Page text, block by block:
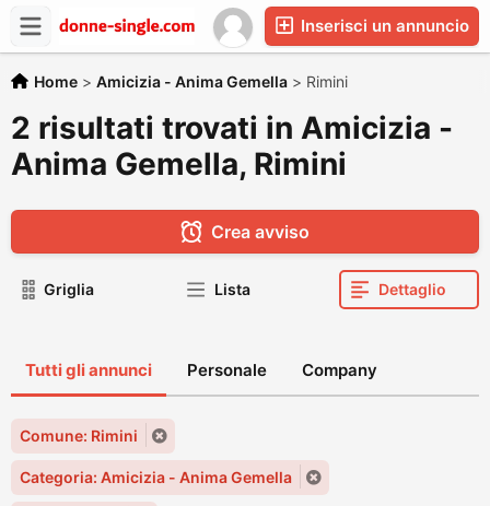
Inserisci un annuncio
Home > Amicizia - Anima Gemella > Rimini
2 risultati trovati in Amicizia -
Anima Gemella, Rimini
Crea avviso
Griglia Lista Dettaglio
Tutti gli annunci Personale Company
Comune: Rimini
Categoria: Amicizia - Anima Gemella